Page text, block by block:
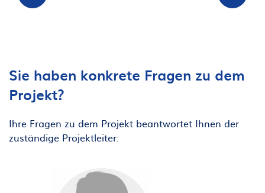
Sie haben konkrete Fragen zu dem
Projekt?
Ihre Fragen zu dem Projekt beantwortet Ihnen der
zuständige Projektleiter: